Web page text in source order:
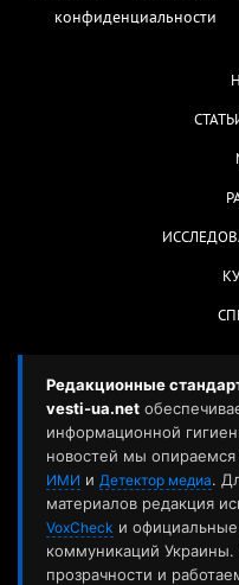
конфиденциальности
Редакционные
vesti-ua.net
информационной
новостей мы
ИМИ и Детектор медиа.
материалов редакция
VoxCheck и официальные
коммуникаций
прозрачности и